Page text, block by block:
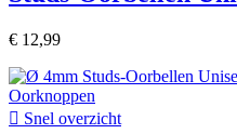
€ 12,99
 Snel overzicht